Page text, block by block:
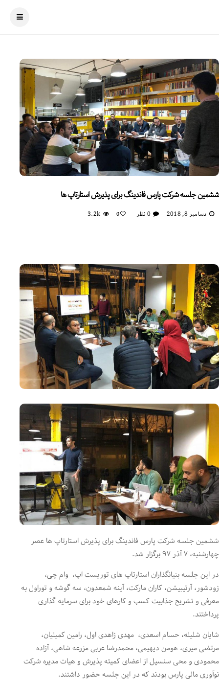
ششمین جلسه شرکت پارس فاندینگ برای پذیرش استارتاپ ها
دسامبر 8, 2018 0 نظر 0
3.2k
ششمین جلسه شرکت پارس فاندینگ برای پذیرش استارتاپ ها عصر
چهارشنبه، ۷ آذر ۹۷ برگزار شد.
در این جلسه بنیانگذاران استارتاپ های توریست اپ، وام چی،
زودشور، آرتیبیشن، کاران مارکت، آینه شمعدون، سه گوشه و توراول به
معرفی و تشریح جذابیت کسب و کارهای خود برای سرمایه گذاری
پرداختند.
شایان شلیله، حسام اسعدی، مهدی زاهدی اول، رامین کمیلیان،
مرتضی میری، هومن دیهیمی، محمدرضا عربی مزرعه شاهی، آزاده
محمودی و محی سنسیل از اعضای کمیته پذیرش و هیات مدیره شرکت
نوآوری مالی پارس بودند که در این جلسه حضور داشتند.